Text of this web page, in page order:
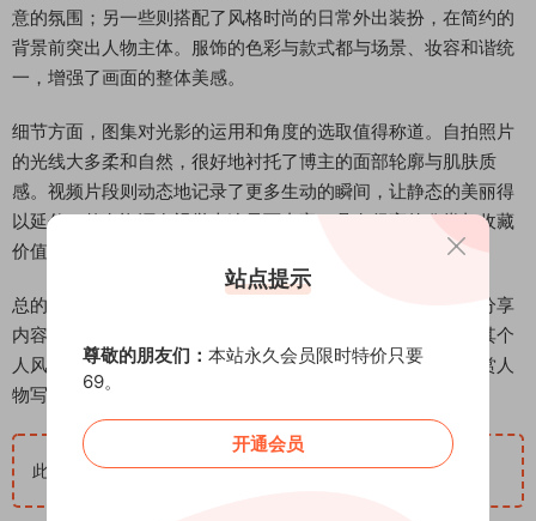
意的氛围；另一些则搭配了风格时尚的日常外出装扮，在简约的
背景前突出人物主体。服饰的色彩与款式都与场景、妆容和谐统
一，增强了画面的整体美感。
细节方面，图集对光影的运用和角度的选取值得称道。自拍照片
的光线大多柔和自然，很好地衬托了博主的面部轮廓与肌肤质
感。视频片段则动态地记录了更多生动的瞬间，让静态的美丽得
以延伸。整套资源在视觉上连贯而丰富，具有很高的欣赏与收藏
价值。
总的来说，这份王阿姨的微密圈图集完整地呈现了她当期的分享
内容，通过大量的图片与视频资料，让观者能够细致地领略其个
人风格与魅力。它不仅是粉丝收藏的优质资源，也为喜欢欣赏人
物写真的朋友提供了一套内容扎实、画面养眼的图集。
此隐藏内容仅限VIP查看 升级VIP
站点提示
尊敬的朋友们： 本站永久会员限时特价只要
69。
开通会员